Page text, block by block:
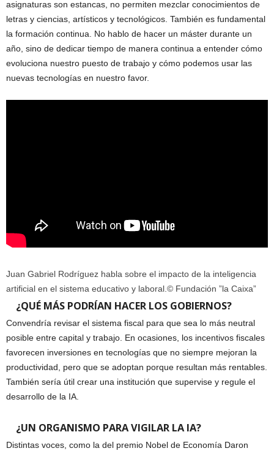
asignaturas son estancas, no permiten mezclar conocimientos de
letras y ciencias, artísticos y tecnológicos. También es fundamental
la formación continua. No hablo de hacer un máster durante un
año, sino de dedicar tiempo de manera continua a entender cómo
evoluciona nuestro puesto de trabajo y cómo podemos usar las
nuevas tecnologías en nuestro favor.
Juan Gabriel Rodríguez habla sobre el impacto de la inteligencia
artificial en el sistema educativo y laboral. © Fundación ”la Caixa”
¿QUÉ MÁS PODRÍAN HACER LOS GOBIERNOS?
Convendría revisar el sistema fiscal para que sea lo más neutral
posible entre capital y trabajo. En ocasiones, los incentivos fiscales
favorecen inversiones en tecnologías que no siempre mejoran la
productividad, pero que se adoptan porque resultan más rentables.
También sería útil crear una institución que supervise y regule el
desarrollo de la IA.
¿UN ORGANISMO PARA VIGILAR LA IA?
Distintas voces, como la del premio Nobel de Economía Daron